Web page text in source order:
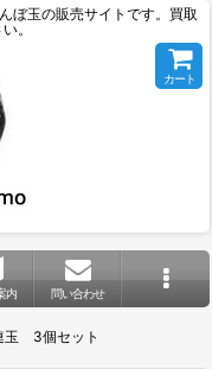
ぼ玉の販売サイトです。買取
。
カート
内 問い合わせ
玉 3個セット